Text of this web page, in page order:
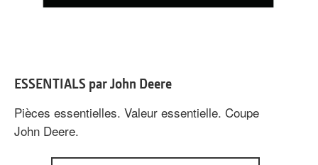
ESSENTIALS par John Deere
Pièces essentielles. Valeur essentielle. Coupe
John Deere.